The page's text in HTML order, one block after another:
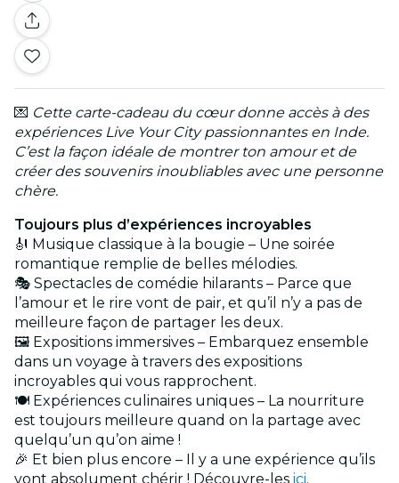
💌 Cette carte-cadeau du cœur donne accès à des
expériences Live Your City passionnantes en Inde.
C’est la façon idéale de montrer ton amour et de
créer des souvenirs inoubliables avec une personne
chère.
Toujours plus d’expériences incroyables
🎻 Musique classique à la bougie – Une soirée
romantique remplie de belles mélodies.
🎭 Spectacles de comédie hilarants – Parce que
l’amour et le rire vont de pair, et qu’il n’y a pas de
meilleure façon de partager les deux.
🖼️ Expositions immersives – Embarquez ensemble
dans un voyage à travers des expositions
incroyables qui vous rapprochent.
🍽️ Expériences culinaires uniques – La nourriture
est toujours meilleure quand on la partage avec
quelqu’un qu’on aime !
🎉 Et bien plus encore – Il y a une expérience qu’ils
vont absolument chérir ! Découvre-les ici.